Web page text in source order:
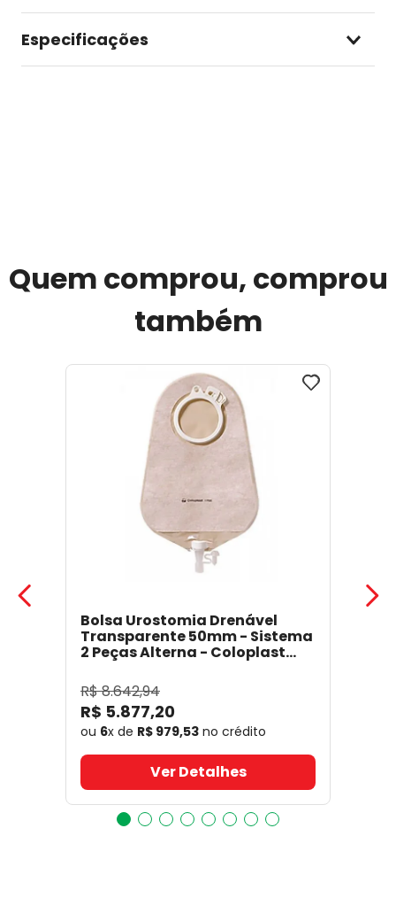
Especificações
Quem comprou, comprou
também
Bolsa Urostomia Drenável
Transparente 50mm - Sistema
2 Peças Alterna - Coloplast
R$8.642,94
R$ 5.877,20
ou 6x de R$ 979,53 no crédito
Ver Detalhes